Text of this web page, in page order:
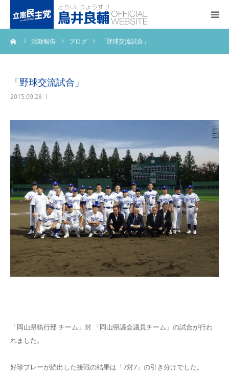
活動報告 ブログ 「野球交流試合」
「野球交流試合」
2015.09.28
「岡山県執行部 チーム」対 「岡山県議会議員チーム」の試合が行わ
れました。
好珍プレーが続出した接戦の結果は「7対7」の引き分けでした。
トップページ
プロフィール
活動報告